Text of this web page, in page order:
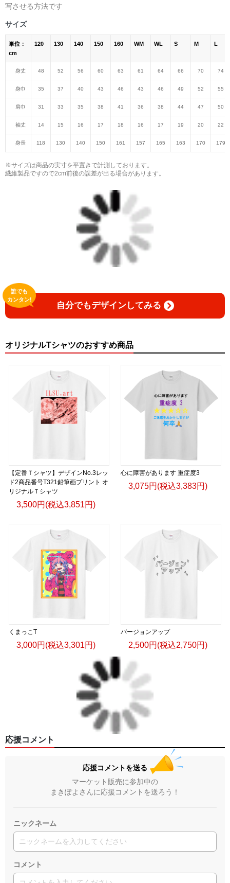
写させる方法です
サイズ
単位：
cm
120 130 140 150 160 WM WL S M L
身丈 48 52 56 60 63 61 64 66 70 74
身巾 35 37 40 43 46 43 46 49 52 55
肩巾 31 33 35 38 41 36 38 44 47 50
袖丈 14 15 16 17 18 16 17 19 20 22
身長 118 130 140 150 161 157 165 163 170 179
※サイズは商品の実寸を平置きで計測しております。
繊維製品ですので2cm前後の誤差が出る場合があります。
自分でもデザインしてみる
誰でも
カンタン!
オリジナルTシャツのおすすめ商品
【定番Ｔシャツ】デザインNo.3レッ
ド2商品番号T321鉛筆画プリント オ
リジナルＴシャツ
3,500円(税込3,851円)
心に障害があります 重症度3
3,075円(税込3,383円)
くまっこT
3,000円(税込3,301円)
バージョンアップ
2,500円(税込2,750円)
応援コメント
応援コメントを送る
マーケット販売に参加中の
まきぽよさんに応援コメントを送ろう！
ニックネーム
コメント